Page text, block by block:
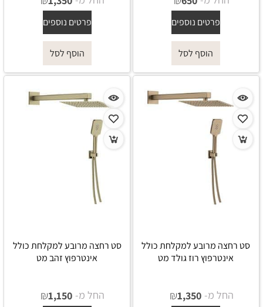
פרטים נוספים
הוסף לסל
פרטים נוספים
הוסף לסל
סט רחצה מרובע למקלחת כולל
אינטרפוץ רוז גולד מט
החל מ- ₪1,350
סט רחצה מרובע למקלחת כולל
אינטרפוץ זהב מט
החל מ- ₪1,150